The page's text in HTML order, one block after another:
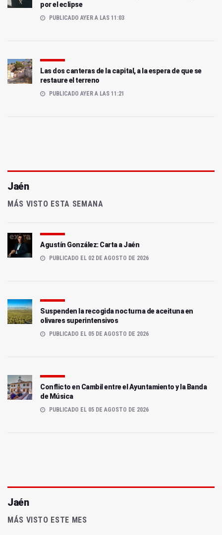
por el eclipse
PUBLICADO AYER A LAS 11:03
Las dos canteras de la capital, a la espera de que se
restaure el terreno
PUBLICADO AYER A LAS 11:21
Jaén
MÁS VISTO ESTA SEMANA
Agustín González: Carta a Jaén
PUBLICADO EL 02 DE AGOSTO DE 2026
Suspenden la recogida nocturna de aceituna en
olivares superintensivos
PUBLICADO EL 05 DE AGOSTO DE 2026
Conflicto en Cambil entre el Ayuntamiento y la Banda
de Música
PUBLICADO EL 05 DE AGOSTO DE 2026
Jaén
MÁS VISTO ESTE MES